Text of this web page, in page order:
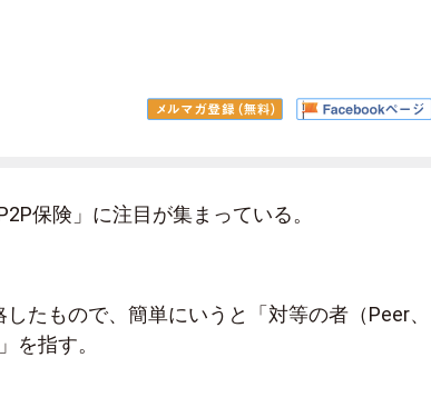
保険」に注目が集まっている。
たもので、簡単にいうと「対等の者（Peer、
を指す。